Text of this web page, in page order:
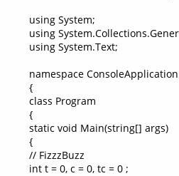
using System;
using
using System.Text;
namespace
{
class Program
{
static void Main(string[] args)
{
// FizzzBuzz
int t = 0, c = 0, tc = 0 ;